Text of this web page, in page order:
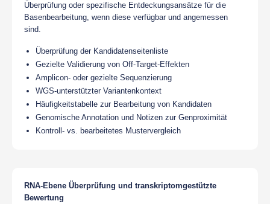
Überprüfung oder spezifische Entdeckungsansätze für die
Basenbearbeitung, wenn diese verfügbar und angemessen
sind.
Überprüfung der Kandidatenseitenliste
Gezielte Validierung von Off-Target-Effekten
Amplicon- oder gezielte Sequenzierung
WGS-unterstützter Variantenkontext
Häufigkeitstabelle zur Bearbeitung von Kandidaten
Genomische Annotation und Notizen zur Genproximität
Kontroll- vs. bearbeitetes Mustervergleich
RNA-Ebene Überprüfung und transkriptomgestützte
Bewertung